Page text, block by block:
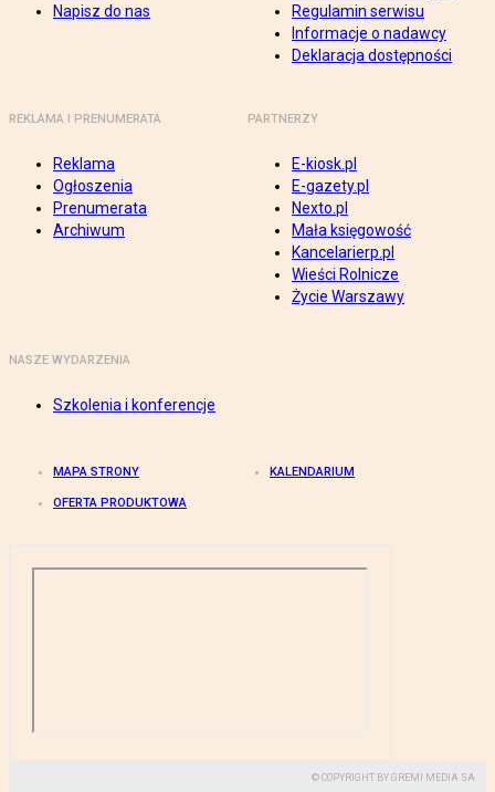
Napisz do nas
Regulamin serwisu
Informacje o nadawcy
Deklaracja dostępności
REKLAMA I PRENUMERATA
Reklama
Ogłoszenia
Prenumerata
Archiwum
PARTNERZY
E-kiosk.pl
E-gazety.pl
Nexto.pl
Mała księgowość
Kancelarierp.pl
Wieści Rolnicze
Życie Warszawy
NASZE WYDARZENIA
Szkolenia i konferencje
MAPA STRONY KALENDARIUM
OFERTA PRODUKTOWA
© COPYRIGHT BY GREMI MEDIA SA